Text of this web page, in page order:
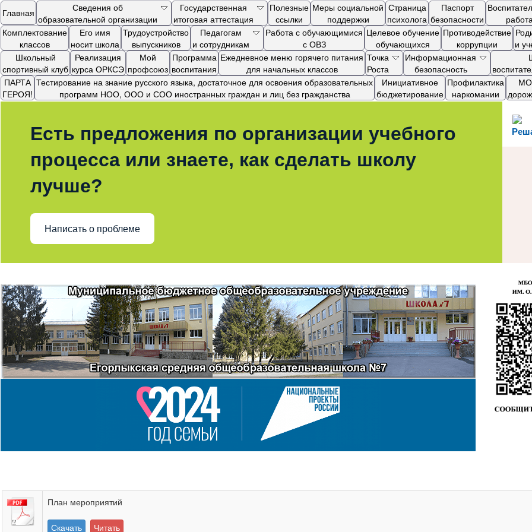
Главная
Сведения об
образовательной организации
Государственная
итоговая аттестация
Полезные
ссылки
Меры социальной
поддержки
Страница
психолога
Паспорт
безопасности
Комплектование
классов
Его имя
носит школа
Трудоустройство
выпускников
Педагогам
и сотрудникам
Работа с обучающимися
с ОВЗ
Целевое обучение
обучающихся
Противодействие
коррупции
и
Школьный
спортивный клуб
Реализация
курса ОРКСЭ
Мой
профсоюз
Программа
воспитания
Ежедневное меню горячего питания
для начальных классов
Точка
Роста
Информационная
безопасность
ПАРТА
ГЕРОЯ!
Тестирование на знание русского языка, достаточное для освоения образовательных
программ НОО, ООО и СОО иностранных граждан и лиц без гражданства
Инициативное
бюджетирование
Профилактика
наркомании
Есть предложения по организации учебного
процесса или знаете, как сделать школу
лучше?
Написать о проблеме
План мероприятий
Скачать Читать